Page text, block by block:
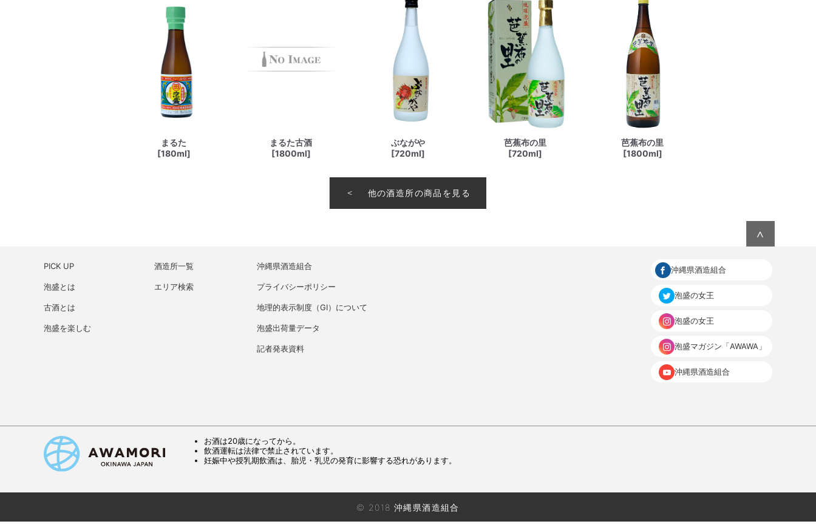
まるた
[180ml]
まるた古酒
[1800ml]
ぶながや
[720ml]
芭蕉布の里
[720ml]
芭蕉布の里
[1800ml]
他の酒造所の商品を見る
∧
PICK UP
泡盛とは
古酒とは
泡盛を楽しむ
酒造所一覧
エリア検索
沖縄県酒造組合
プライバシーポリシー
地理的表示制度（GI）について
泡盛出荷量データ
記者発表資料
沖縄県酒造組合
泡盛の女王
泡盛の女王
泡盛マガジン「AWAWA」
沖縄県酒造組合
お酒は20歳になってから。
飲酒運転は法律で禁止されています。
妊娠中や授乳期飲酒は、胎児・乳児の発育に影響する恐れがあります。
© 2018 沖縄県酒造組合